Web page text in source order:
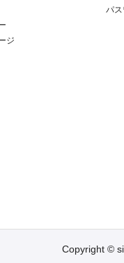
ジ
パ
Copyright ©